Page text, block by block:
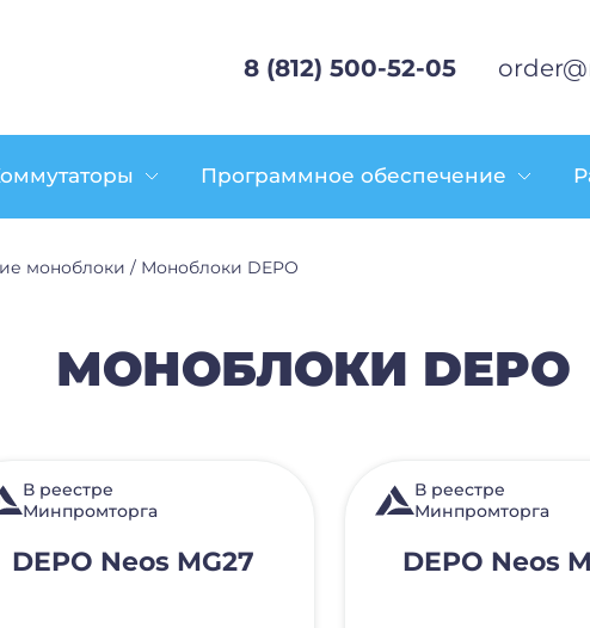
8 (812) 500-52-05
Программное обеспечение
моноблоки / Моноблоки DEPO
МОНОБЛОКИ DEPO
В реестре
Минпромторга
DEPO Neos MG27
В реестре
Минпромторга
DEPO Neos